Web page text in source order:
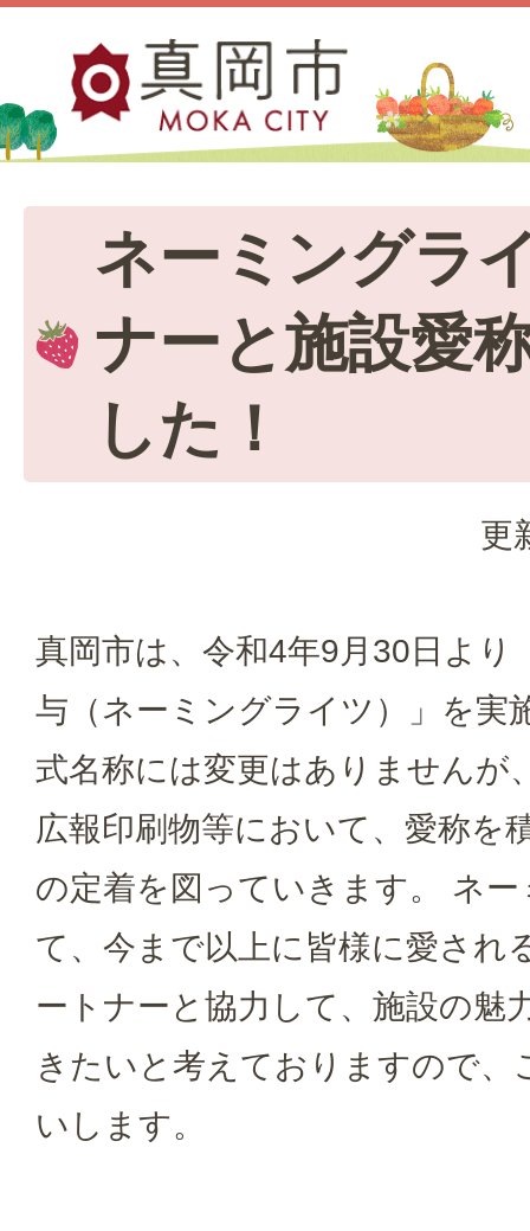
ネーミングラ
ナーと施設愛
した！
更
真岡市は、令和4年9月30日より
与（ネーミングライツ）」を実
式名称には変更はありませんが
広報印刷物等において、愛称を
の定着を図っていきます。 ネ
て、今まで以上に皆様に愛され
ートナーと協力して、施設の魅
きたいと考えておりますので、
いします。